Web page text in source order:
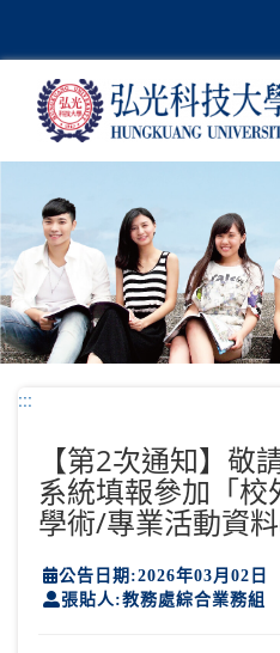
主
容
區
塊
:::
【第2次通知】敬
系統填報參加「
學術/專業活動資
公告日期:2026年03月02日
張貼人:教務處綜合業務組